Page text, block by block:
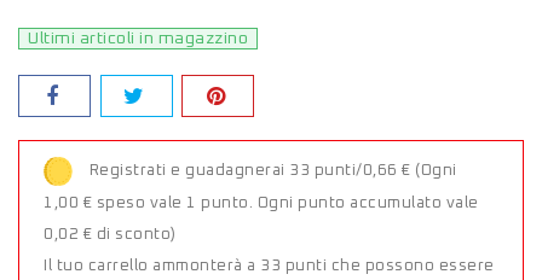
Ultimi articoli in magazzino
Registrati e guadagnerai 33 punti/0,66 € (Ogni
1,00 € speso vale 1 punto. Ogni punto accumulato vale
0,02 € di sconto)
Il tuo carrello ammonterà a 33 punti che possono essere